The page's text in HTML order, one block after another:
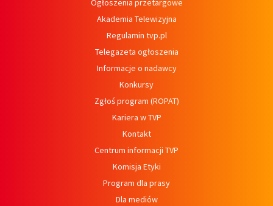
Ogłoszenia przetargowe
Akademia Telewizyjna
Regulamin tvp.pl
Telegazeta ogłoszenia
Informacje o nadawcy
Konkursy
Zgłoś program (ROPAT)
Kariera w TVP
Kontakt
Centrum informacji TVP
Komisja Etyki
Program dla prasy
Dla mediów